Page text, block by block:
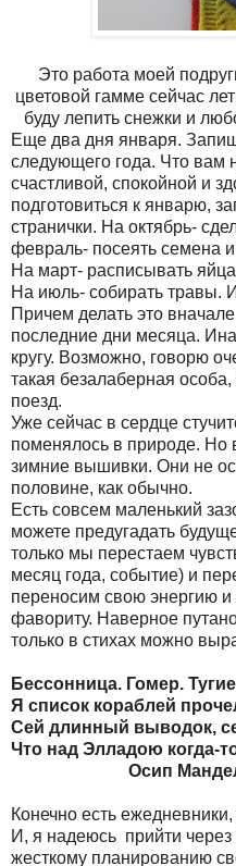
Это работа моей
цветовой гамме сейчас
буду лепить снежки и
Еще два дня января.
следующего года. Что вам
счастливой, спокойной и
подготовиться к январю,
странички. На октябрь-
февраль- посеять семена
На март- расписывать
На июль- собирать травы.
Причем делать это
последние дни месяца.
кругу. Возможно, говорю
такая безалаберная
поезд.
Уже сейчас в сердце
поменялось в природе.
зимние вышивки. Они не
половине, как обычно.
Есть совсем маленький
можете предугадать
только мы перестаем
месяц года, событие) и
переносим свою энергию
фавориту. Наверное
только в стихах можно
Бессонница. Гомер.
Я список кораблей
Сей длинный выводок,
Что над Элладою когда-
Осип
Конечно есть
И, я надеюсь прийти
жесткому планированию